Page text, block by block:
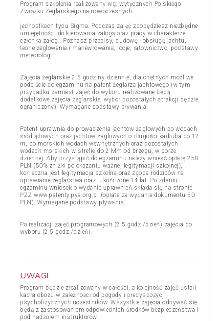
Program szkolenia realizowany wg. wytycznych Polskiego
Związku Żeglarskiego na nowoczesnych
jednostkach typu Sigma. Podczas zajęć zdobędziesz niezbędne
umiejętności do kierowania załogą oraz pracy w charakterze
członka załogi. Poznasz przepisy, budowę i obsługę jachtu,
teorie żeglowania i manewrowania, locje, ratownictwo, podstawy
meteorologii.
Zajęcia żeglarskie 2,5 godziny dziennie, dla chętnych możliwe
podejście do egzaminu na patent żeglarza jachtowego (w tym
przypadku zamiast zajęć do wyboru realizowane będą
dodatkowe zajęcia żeglarskie, wybór pozostałych atrakcji będzie
ograniczony). Wymagane podstawy pływania.
Patent uprawnia do prowadzenia jachtów żaglowych po wodach
śródlądowych oraz jachtów żaglowych o długości kadłuba do 12
m, po morskich wodach wewnętrznych oraz pozostałych
wodach morskich w strefie do 2 Mm od brzegu, w porze
dziennej. Aby przystąpić do egzaminu należy wnieść opłatę 250
PLN (50% zniżki po okazaniu ważnej legitymacji szkolnej),
konieczna jest legitymacja szkolna oraz zgoda rodziców na
uprawianie żeglarstwa oraz ukończone 14 lat. Po zdaniu
egzaminu wniosek o wydanie uprawnień składa się na stronie
PZZ www.patenty.pya.org.pl (opłata za wydanie dokumentu 50
PLN). Wymagane podstawy pływania.
Po realizacji zajęć programowych (2,5 godz./dzień) zajęcia do
wyboru (2,5 godz./dzień).
UWAGI
Program będzie zrealizowany w całości, a kolejność zajęć ustali
kadra obozu w zależności od pogody i predyspozycji
psychofizycznych uczestników. Wszystkie zajęcia odbywać się
będą z zastosowaniem odpowiednich środków bezpieczeństwa i
pod nadzorem instruktorów.